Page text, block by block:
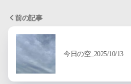
前の記事
今日の空_2025/10/13